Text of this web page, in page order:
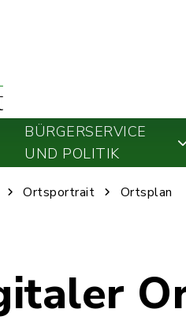
BÜRGERSERVICE
UND POLITIK
Ortsportrait Ortsplan